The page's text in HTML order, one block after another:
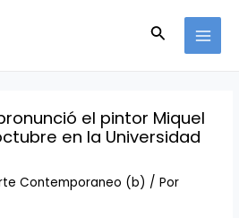
Buscar
el pintor Miquel
en la Universidad
Contemporaneo (b) / Por